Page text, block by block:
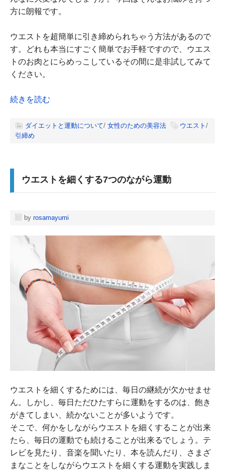
方に朗報です。
ウエストを超簡単に引き締められちゃう方法があるので
す。どれも本当にすごく簡単でお手軽ですので、ウエス
トのお肉とにらめっこしているその間に是非試してみて
ください。
続きを読む
ダイエットと運動について/ 女性のための美容法 ウエスト /
引締め
ウエストを細くする7つのながら運動
by rosamayumi
ウエストを細くするためには、毎日の継続が欠かせませ
ん。しかし、毎日ただひたすらに運動をするのは、飽き
がきてしまい、続かないことが多いようです。
そこで、何かをしながらウエストを細くすることが出来
たら、毎日の運動でも続けることが出来るでしょう。テ
レビを見たり、音楽を聞いたり、本を読んだり、さまざ
まなことをしながらウエストを細くする運動を実践しま